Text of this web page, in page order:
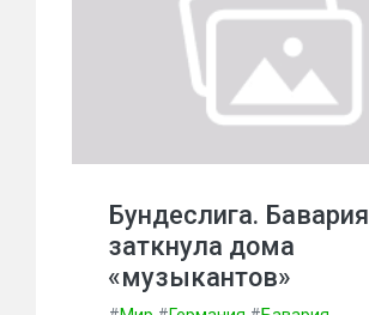
Бундеслига. Бавария
заткнула дома
«музыкантов»